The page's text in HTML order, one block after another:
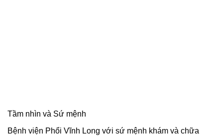
Tầm nhìn và Sứ mệnh
Bệnh viện Phổi Vĩnh Long với sứ mệnh khám và chữa